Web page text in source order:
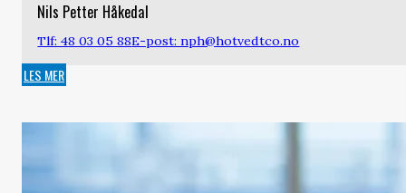
Nils Petter Håkedal
Tlf: 48 03 05 88E-post: nph@hotvedtco.no
LES MER